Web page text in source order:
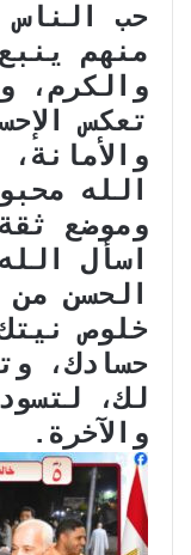
حب الناس
منهم
والكرم،
تعكس
الله
وموضع ثقة
اسأل
الحسن
خلوص
حسادك،
لك،
والآخرة.